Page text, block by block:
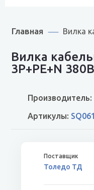
Главная Вилка
Вилка
3Р+РЕ+N
Производитель:
Артикулы:
Толедо ТД